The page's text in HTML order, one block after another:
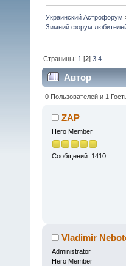
Украинский Астрофорум
Зимний форум
Страницы: 1 [2]3 4
Автор
(Прочитано
0 Пользователей и 1
ZAP
Hero Member
Сообщений: 1410
Vladimir
Administrator
Hero Member